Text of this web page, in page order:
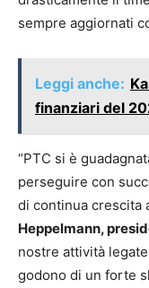
sempre aggiornati
Leggi anche:
finanziari del
“PTC si è
perseguire con
di continua crescita
Heppelmann,
nostre attività
godono di un forte